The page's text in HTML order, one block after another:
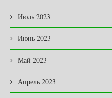
Июль 2023
Июнь 2023
Май 2023
Апрель 2023